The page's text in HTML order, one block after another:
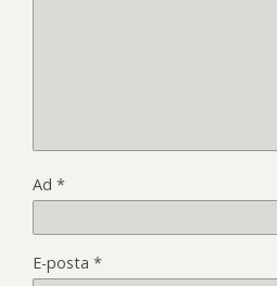
Ad *
E-posta *